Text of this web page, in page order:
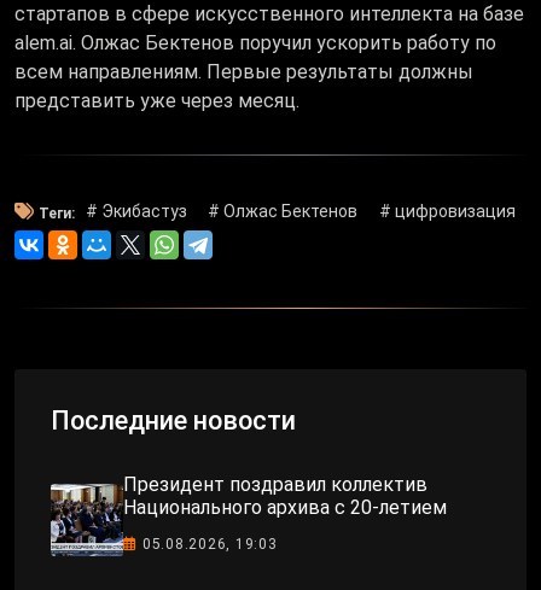
стартапов в сфере искусственного интеллекта на базе
alem.ai. Олжас Бектенов поручил ускорить работу по
всем направлениям. Первые результаты должны
представить уже через месяц.
Теги: # Экибастуз # Олжас Бектенов # цифровизация
Последние новости
Президент поздравил коллектив
Национального архива с 20-летием
05.08.2026, 19:03